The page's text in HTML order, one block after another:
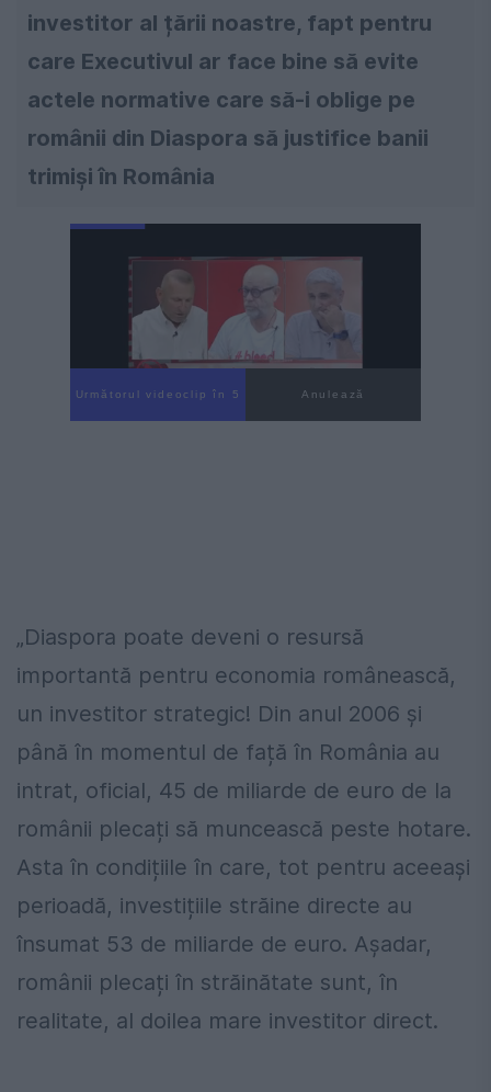
investitor al țării noastre, fapt pentru
care Executivul ar face bine să evite
actele normative care să-i oblige pe
românii din Diaspora să justifice banii
trimiși în România
Următorul videoclip în 4 Anulează
„Diaspora poate deveni o resursă
importantă pentru economia românească,
un investitor strategic! Din anul 2006 și
până în momentul de față în România au
intrat, oficial, 45 de miliarde de euro de la
românii plecați să muncească peste hotare.
Asta în condițiile în care, tot pentru aceeași
perioadă, investițiile străine directe au
însumat 53 de miliarde de euro. Așadar,
românii plecați în străinătate sunt, în
realitate, al doilea mare investitor direct.